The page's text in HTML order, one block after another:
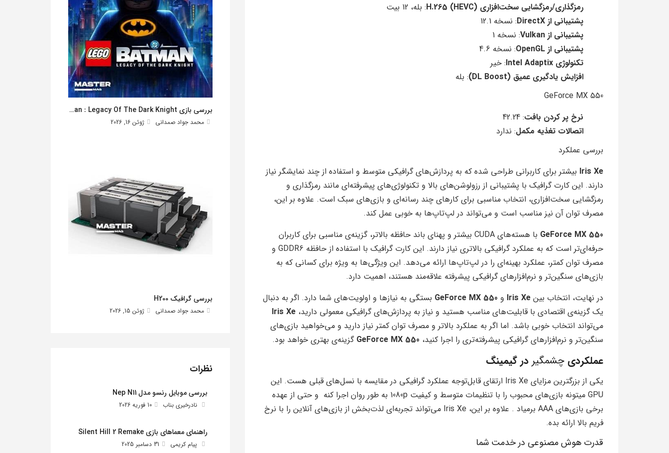
رمزگذاری/رمزگشایی سخت‌افزاری H.265 (HEVC)
: بله، 12 بیت
پشتیبانی از DirectX
: نسخه 12.1
پشتیبانی از Vulkan
: نسخه 1
پشتیبانی از OpenGL
: نسخه 4.6
تکنولوژی Intel Adaptix
: خیر
افزایش یادگیری عمیق (DL Boost)
: بله
GeForce MX 550
نرخ پر کردن بافت: 42.24
اتصالات تغذیه مکمل: ندارد
بررسی عملکرد
Iris Xe بیشتر برای کاربرانی طراحی شده که به پردازش‌های گرافیکی متوسط و استفاده از چند نمایشگر نیاز
دارند. این کارت گرافیک با پشتیبانی از رزولوشن‌های بالا و تکنولوژی‌های پیشرفته‌ای مانند رمزگذاری و
رمزگشایی سخت‌افزاری، انتخاب مناسبی برای کارهای چند رسانه‌ای و بازی‌های سبک است. علاوه بر این،
مصرف توان آن نیز مناسب است و می‌تواند در لپ‌تاپ‌ها به خوبی عمل کند.
GeForce MX 550
با هسته‌های CUDA بیشتر و پهنای باند حافظه بالاتر، گزینه‌ی مناسبی برای کاربران
حرفه‌ای‌تر است که به عملکرد گرافیکی بالاتری نیاز دارند. این کارت گرافیک با استفاده از حافظه GDDR6 و
مصرف توان کمتر، عملکرد بهینه‌ای را در لپ‌تاپ‌ها ارائه می‌دهد. این ویژگی‌ها به ویژه برای کسانی که به
بازی‌های سنگین‌تر و نرم‌افزارهای گرافیکی پیشرفته علاقه‌مند هستند، اهمیت دارد.
در نهایت، انتخاب بین Iris Xe و GeForce MX 550 بستگی به نیازها و اولویت‌های شما دارد. اگر به دنبال
یک گزینه‌ی اقتصادی با قابلیت‌های مناسب هستید و نیاز به پردازش‌های گرافیکی معمولی دارید، Iris Xe
می‌تواند انتخاب خوبی باشد. اما اگر به عملکرد بالاتر و مصرف توان کمتر نیاز دارید و می‌خواهید بازی‌های
سنگین‌تر و نرم‌افزارهای گرافیکی پیشرفته‌تری را اجرا کنید، GeForce MX 550 گزینه‌ی بهتری خواهد بود.
عملکردی چشمگیر در گیمینگ
یکی از بزرگترین مزایای Iris Xe ارتقای قابل‌توجه عملکرد گرافیکی در مقایسه با نسل‌های قبلی هست. این
GPU میتونه بازی‌های محبوب را با تنظیمات متوسط و کیفیت 1080p به طور روان اجرا کنه و حتی از عهده
برخی بازی‌های AAA برمیاد . علاوه بر این، Iris Xe می‌تواند تجربه‌ای لذت‌بخش از بازی‌های آنلاین را با نرخ
فریم بالا ارائه بده.
قدرت هوش مصنوعی در خدمت شما
بررسی بازی Lego Batman : Legacy Of The Dark Knight
محمد جواد صمدانی ژوئن 16, 2026
بررسی گرافیک H200
محمد جواد صمدانی ژوئن 15, 2026
نظرات
بررسی موبایل رنسو مدل Nep N11
نادرخیری بناب 10 فوریه 2026
راهنمای معماهای بازی Silent Hill 2 Remake
پیام کریمی 31 دسامبر 2025